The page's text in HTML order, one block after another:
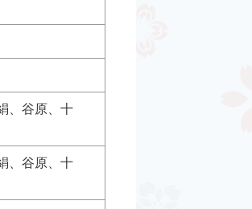
、谷原、十
、谷原、十